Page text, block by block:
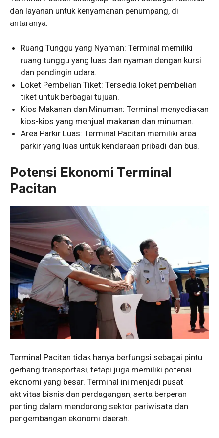
dan layanan untuk kenyamanan penumpang, di
antaranya:
Ruang Tunggu yang Nyaman: Terminal memiliki
ruang tunggu yang luas dan nyaman dengan kursi
dan pendingin udara.
Loket Pembelian Tiket: Tersedia loket pembelian
tiket untuk berbagai tujuan.
Kios Makanan dan Minuman: Terminal menyediakan
kios-kios yang menjual makanan dan minuman.
Area Parkir Luas: Terminal Pacitan memiliki area
parkir yang luas untuk kendaraan pribadi dan bus.
Potensi Ekonomi Terminal
Pacitan
Terminal Pacitan tidak hanya berfungsi sebagai pintu
gerbang transportasi, tetapi juga memiliki potensi
ekonomi yang besar. Terminal ini menjadi pusat
aktivitas bisnis dan perdagangan, serta berperan
penting dalam mendorong sektor pariwisata dan
pengembangan ekonomi daerah.